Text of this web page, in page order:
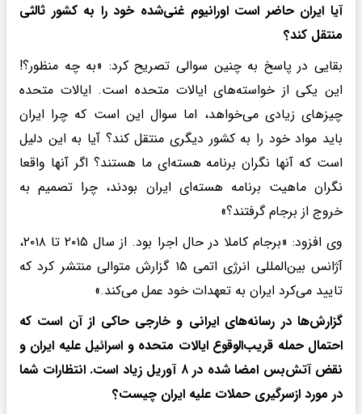
آیا ایران حاضر است اورانیوم غنی‌شده خود را به کشور ثالثی
منتقل کند؟
بقایی در پاسخ به چنین سوالی تصریح کرد: «به چه منظور؟!
این یکی از خواسته‌های ایالات متحده است. ایالات متحده
چیزهای زیادی می‌خواهد، اما سوال این است که چرا ایران
باید مواد خود را به کشور دیگری منتقل کند؟ آیا به این دلیل
است که آنها نگران برنامه هسته‌ای ما هستند؟ اگر آنها واقعا
نگران ماهیت برنامه هسته‌ای ایران بودند، چرا تصمیم به
خروج از برجام گرفتند؟»
وی افزود: «برجام کاملا در حال اجرا بود. از سال ۲۰۱۵ تا ۲۰۱۸،
آژانس بین‌المللی انرژی اتمی ۱۵ گزارش متوالی منتشر کرد که
تایید می‌کرد ایران به تعهدات خود عمل می‌کند.»
گزارش‌ها در رسانه‌های ایرانی و خارجی حاکی از آن است که
احتمال حمله قریب‌الوقوع ایالات متحده و اسرائیل علیه ایران و
نقض آتش‌بس امضا شده در ۸ آوریل زیاد است. انتظارات شما
در مورد ازسرگیری حملات علیه ایران چیست؟